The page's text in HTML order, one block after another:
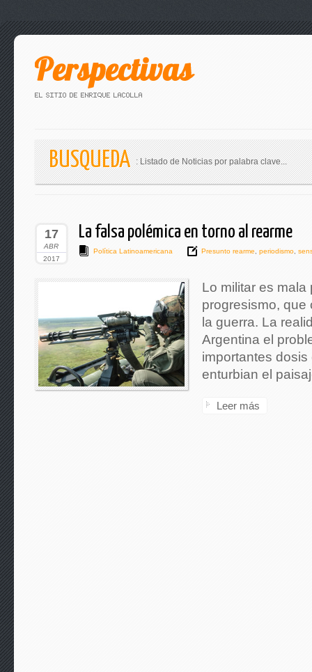
BUSQUEDA : Listado de Noticias por palabra clave...
17
ABR
2017
La falsa polémica en torno al rearme
Política Latinoamericana Presunto rearme periodismo
Lo militar es mala
progresismo, que
la guerra. La
Argentina el
importantes
enturbian el
Leer más